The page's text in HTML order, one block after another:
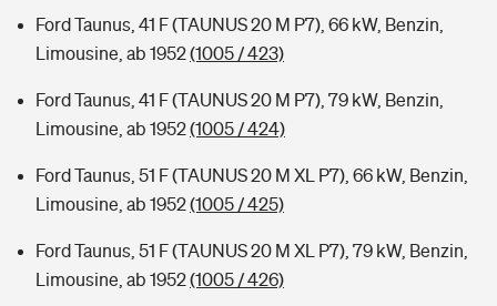
Ford Taunus, 41 F (TAUNUS 20 M P7), 66 kW, Benzin,
Limousine, ab 1952(1005 / 423)
Ford Taunus, 41 F (TAUNUS 20 M P7), 79 kW, Benzin,
Limousine, ab 1952(1005 / 424)
Ford Taunus, 51 F (TAUNUS 20 M XL P7), 66 kW, Benzin,
Limousine, ab 1952(1005 / 425)
Ford Taunus, 51 F (TAUNUS 20 M XL P7), 79 kW, Benzin,
Limousine, ab 1952(1005 / 426)